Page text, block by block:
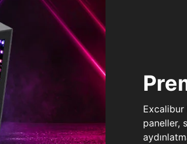
Excalibur
paneller,